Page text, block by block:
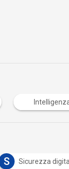
S Sicurezza